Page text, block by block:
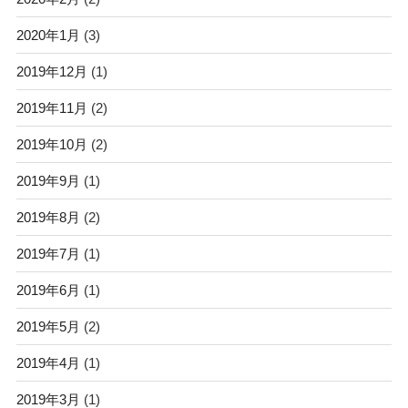
2020年1月 (3)
2019年12月 (1)
2019年11月 (2)
2019年10月 (2)
2019年9月 (1)
2019年8月 (2)
2019年7月 (1)
2019年6月 (1)
2019年5月 (2)
2019年4月 (1)
2019年3月 (1)